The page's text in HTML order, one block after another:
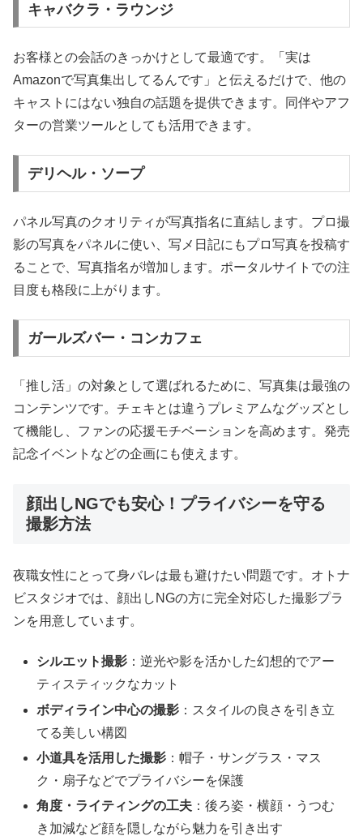
キャバクラ・ラウンジ
お客様との会話のきっかけとして最適です。「実は
Amazonで写真集出してるんです」と伝えるだけで、他の
キャストにはない独自の話題を提供できます。同伴やアフ
ターの営業ツールとしても活用できます。
デリヘル・ソープ
パネル写真のクオリティが写真指名に直結します。プロ撮
影の写真をパネルに使い、写メ日記にもプロ写真を投稿す
ることで、写真指名が増加します。ポータルサイトでの注
目度も格段に上がります。
ガールズバー・コンカフェ
「推し活」の対象として選ばれるために、写真集は最強の
コンテンツです。チェキとは違うプレミアムなグッズとし
て機能し、ファンの応援モチベーションを高めます。発売
記念イベントなどの企画にも使えます。
顔出しNGでも安心！プライバシーを守る
撮影方法
夜職女性にとって身バレは最も避けたい問題です。オトナ
ビスタジオでは、顔出しNGの方に完全対応した撮影プラ
ンを用意しています。
シルエット撮影 ：逆光や影を活かした幻想的でアー
ティスティックなカット
ボディライン中心の撮影 ：スタイルの良さを引き立
てる美しい構図
小道具を活用した撮影 ：帽子・サングラス・マス
ク・扇子などでプライバシーを保護
角度・ライティングの工夫 ：後ろ姿・横顔・うつむ
き加減など顔を隠しながら魅力を引き出す